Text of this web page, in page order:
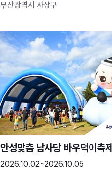
부산광역시 사상구
안성맞춤 남사당 바우덕이축제
2026.10.02~2026.10.05